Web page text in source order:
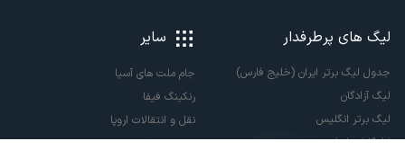
لیگ های پرطرفدار
جدول لیگ برتر ایران (خلیج فارس)
لیگ آزادگان
لیگ برتر انگلیس
لالیگا اسپانیا
سایر
جام ملت های آسیا
رنکینگ فیفا
نقل و انتقالات اروپا
نقل و انتقالات ایران